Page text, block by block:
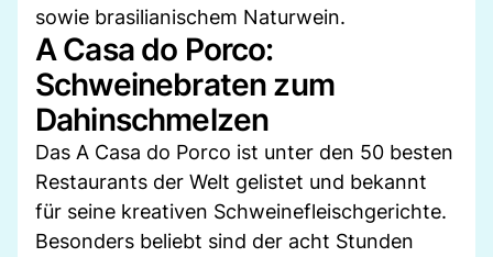
sowie brasilianischem Naturwein.
A Casa do Porco:
Schweinebraten zum
Dahinschmelzen
Das A Casa do Porco ist unter den 50 besten
Restaurants der Welt gelistet und bekannt
für seine kreativen Schweinefleischgerichte.
Besonders beliebt sind der acht Stunden